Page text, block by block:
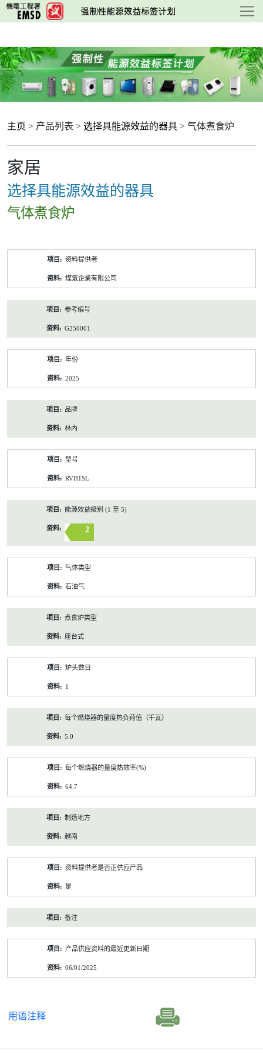
跳
至
要
内
容
主页 > 产品列表 > 选择具能源效益的器具 > 气体煮食炉
家居
选择具能源效益的器具
气体煮食炉
资料提供者
煤氣企業有限公司
参考编号
G250001
年份
2025
品牌
林內
型号
RVH1SL
能源效益級別 (1 至 5)
2
气体类型
石油气
煮食炉类型
座台式
炉头数目
1
每个燃烧器的量度热负荷值（千瓦）
5.0
每个燃烧器的量度热效率(%)
64.7
制造地方
越南
资料提供者是否正供应产品
是
备注
产品供应资料的最近更新日期
06/01/2025
用语注释